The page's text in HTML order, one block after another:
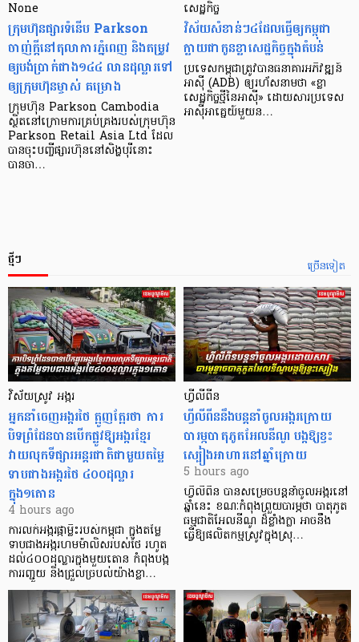
None
ក្រុមហ៊ុនផ្សារទំនើប Parkson
ចាញ់ក្ដីនៅតុលាការភ្នំពេញ និងតម្រូវ
ឲ្យបង់ប្រាក់ជាង១៤៤ លានដុល្លារទៅ
ឲ្យក្រុមហ៊ុនម្ចាស់ គម្រោង
ក្រុមហ៊ុន Parkson Cambodia
ស្ថិតនៅក្រោមការគ្រប់គ្រងរបស់ក្រុមហ៊ុន
Parkson Retail Asia Ltd ដែល
បានចុះបញ្ចីផ្សារហ៊ុននៅសិង្ហបុរីនោះ
បានចា…
សេដ្ឋកិច្ច​
វិស័យ​សំខាន់ៗ​៤​ដែល​ធ្វើ​ឲ្យ​កម្ពុជា​
ក្លាយ​ជា​កូន​ខ្លា​សេដ្ឋកិច្ច​ក្នុង​តំបន់
ប្រទេស​កម្ពុជា​ត្រូវ​បាន​ធនាគារ​អភិវឌ្ឍន៍​
អាស៊ី (ADB) ឲ្យ​រហ័ស​នាមថា «ខ្លា​
សេដ្ឋកិច្ច​ថ្មី​នៃ​អាស៊ី» ដោយសារ​ប្រទេស​
អាស៊ី​អាគ្នេយ៍​មួយ​ន…
ច្រើនទៀត
ថ្មីៗ
វិស័យស្រូវ អង្ករ
អ្នកនាំចេញអង្ករថៃ ត្អូញត្អែរថា ការ
បិទព្រំដែនបានបើកផ្លូវឱ្យអង្ករខ្មែរ
វាយលុកទីផ្សារអន្តរជាតិជាមួយតម្លៃ
ទាបជាងអង្ករថៃ ៤០០ដុល្លារ
ក្នុង១តោន
4 hours ago
ការលក់អង្ករផ្កាម្លិះរបស់កម្ពុជា ក្នុងតម្លៃ
ទាបជាងអង្ករហមម៉ាលិសរបស់ថៃ រហូត
ដល់៤០០ដុល្លារក្នុងមួយតោន កំពុងបង្ក
ការរញ្ជួយ និងជ្រួលច្របល់យ៉ាងខ្លា…
ហ្វីលីពីន
ហ្វីលីពីននឹងបន្តនាំចូលអង្ករក្រោយ
បារម្ភបាតុភូតអែលនីណូ បង្កឱ្យខ្វះ
ស្បៀងអាហារនៅឆ្នាំក្រោយ
5 hours ago
ហ្វីលីពីន បាន​សម្រេចបន្តនាំចូលអង្ករនៅ
ឆ្នាំនេះ ខណៈកំពុងព្រួយបារម្ភថា បាតុភូត
ធម្មជាតិអែលនីណូ ដ៏ខ្លាំងក្លា​ អាចនឹង
ធ្វើឱ្យផលិតកម្មស្រូវក្នុងស្រុ…